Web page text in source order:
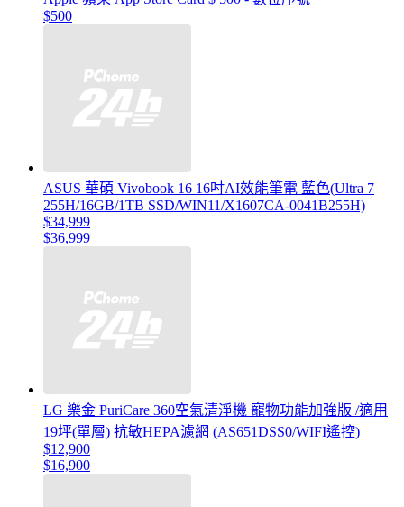
$500
ASUS 華碩 Vivobook 16 16吋AI效能筆電 藍色(Ultra 7
255H/16GB/1TB SSD/WIN11/X1607CA-0041B255H)
$34,999
$36,999
LG 樂金 PuriCare 360空氣清淨機 寵物功能加強版 /適用
19坪(單層) 抗敏HEPA濾網 (AS651DSS0/WIFI遙控)
$12,900
$16,900